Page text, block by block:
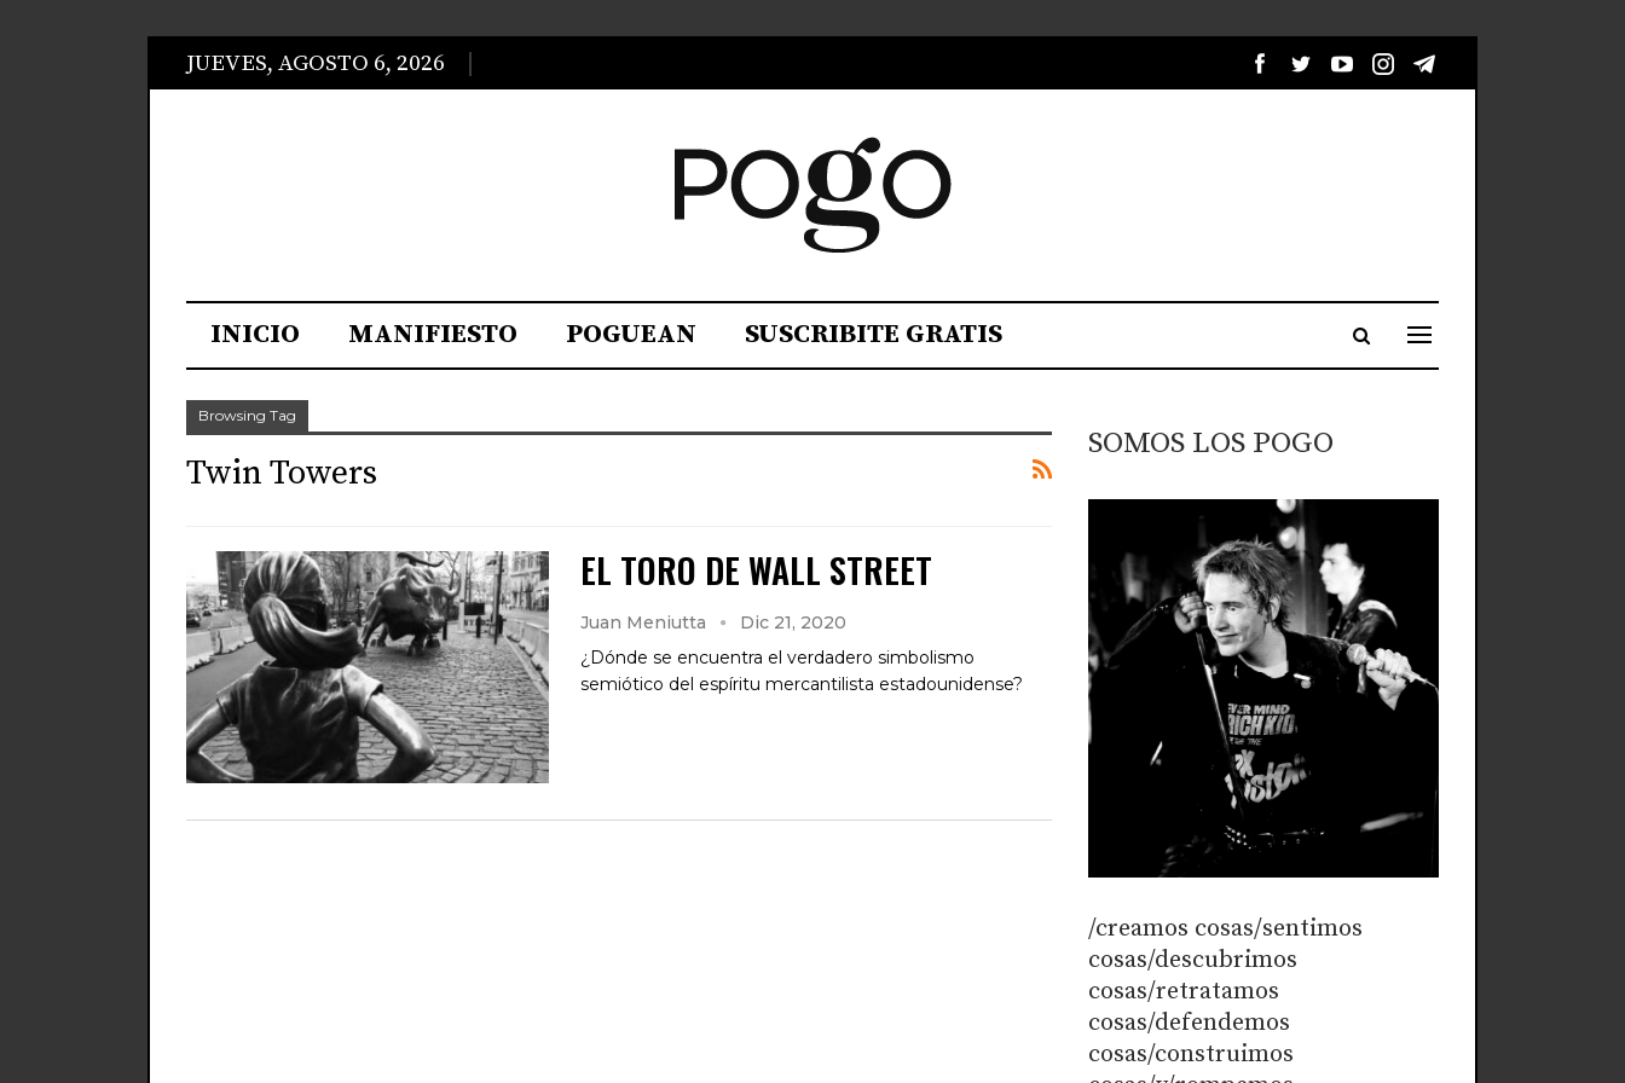
JUEVES, AGOSTO 6, 2026
INICIO MANIFIESTO POGUEAN SUSCRIBITE GRATIS
Browsing Tag
Twin Towers
EL TORO DE WALL STREET
Juan Meniutta
Dic 21, 2020
¿Dónde se encuentra el verdadero simbolismo
semiótico del espíritu mercantilista estadounidense?
SOMOS LOS POGO
/creamos cosas/sentimos
cosas/descubrimos
cosas/retratamos
cosas/defendemos
cosas/construimos